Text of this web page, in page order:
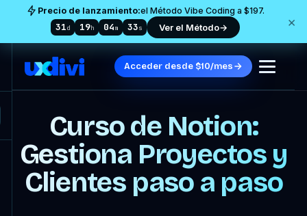
Precio de lanzamiento:el Método Vibe Coding a $197.
31d 19h 04m 28s Ver el Método→ ×
Acceder desde $10/mes
Curso de Notion:
Gestiona Proyectos y
Clientes paso a paso